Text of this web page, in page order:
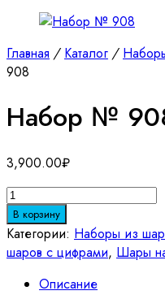
Главная / Каталог /
908
Набор №
3,900.00₽
Количество
товара
Набор
№
В корзину
Категории: Наборы из
шаров с цифрами, Шары
Описание